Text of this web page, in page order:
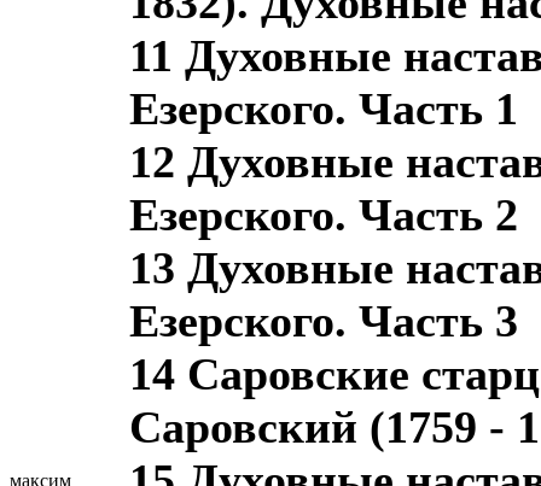
максим
11 Духовные
Езерского. Часть 1
12 Духовные
Езерского. Часть 2
13 Духовные
Езерского. Часть 3
14 Саровские
Саровский (1759 -